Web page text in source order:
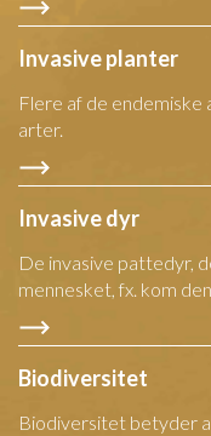
Invasive planter
Flere af de endemiske
arter.
Invasive dyr
De invasive pattedyr,
mennesket, fx. kom
Biodiversitet
Biodiversitet betyder